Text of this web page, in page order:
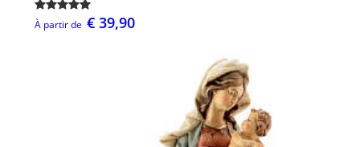
À partir de € 39,90